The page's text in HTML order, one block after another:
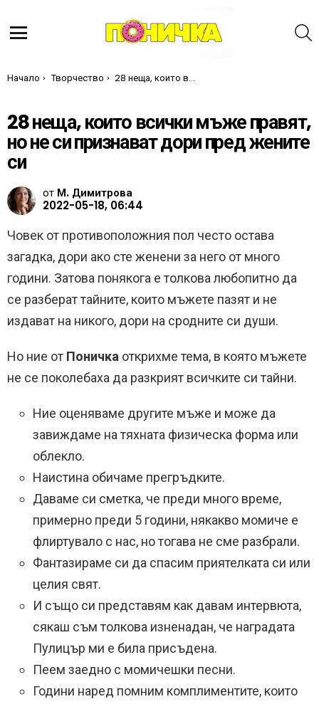
Ти си тук:
Начало Творчество 28 неща, които всички мъже правят, но не си признават дори пред жените си
28 неща, които всички мъже правят,
но не си признават дори пред жените
си
от М. Димитрова
2022-05-18, 06:44
Човек от противоположния пол често остава
загадка, дори ако сте женени за него от много
години. Затова понякога е толкова любопитно да
се разберат тайните, които мъжете пазят и не
издават на никого, дори на сродните си души.
Но ние от Поничка открихме тема, в която мъжете
не се поколебаха да разкрият всичките си тайни.
Ние оценяваме другите мъже и може да
завиждаме на тяхната физическа форма или
облекло.
Наистина обичаме прегръдките.
Даваме си сметка, че преди много време,
примерно преди 5 години, някакво момиче е
флиртувало с нас, но тогава не сме разбрали.
Фантазираме си да спасим приятелката си или
целия свят.
И също си представям как давам интервюта,
сякаш съм толкова изненадан, че наградата
Пулицър ми е била присъдена.
Пеем заедно с момичешки песни.
Години наред помним комплиментите, които